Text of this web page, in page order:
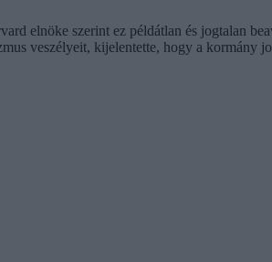
elnöke szerint ez példátlan és jogtalan
veszélyeit, kijelentette, hogy a kormány